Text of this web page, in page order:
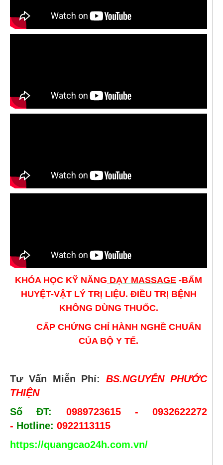
KHÓA HỌC KỸ NĂNG DẠY MASSAGE -BẤM
HUYỆT-VẬT LÝ TRỊ LIỆU. ĐIỀU TRỊ BỆNH
KHÔNG DÙNG THUỐC.
CẤP CHỨNG CHỈ HÀNH NGHỀ CHUẨN
CỦA BỘ Y TẾ.
Tư Vấn Miễn Phí:BS.NGUYỄN PHƯỚC
THIỆN
Số ĐT: 0989723615 - 0932622272
- Hotline: 0922113115
https://quangcao24h.com.vn/